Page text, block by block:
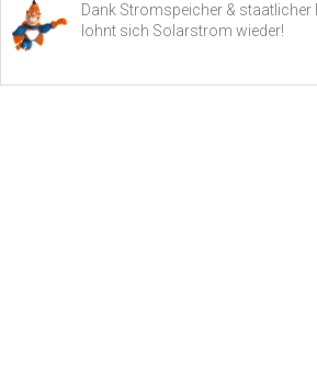
Dank Stromspeicher & staatlicher
lohnt sich Solarstrom wieder!